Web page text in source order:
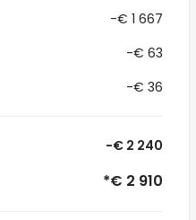
-€ 1 667
-€ 63
-€ 36
-€ 2 240
*€ 2 910